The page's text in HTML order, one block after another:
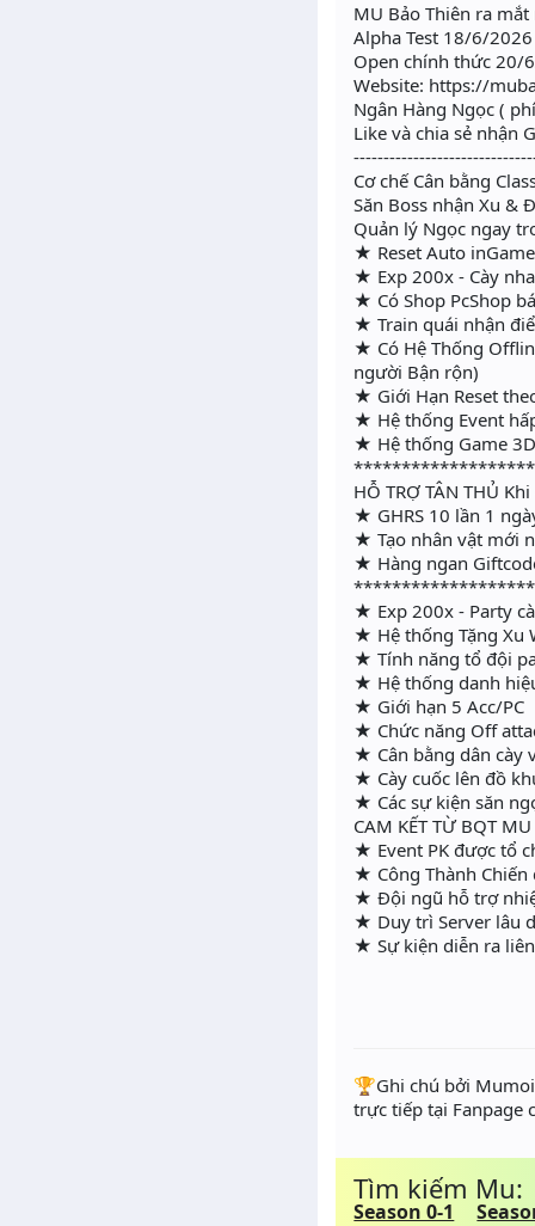
MU Bảo Thiên ra
Alpha Test 18/6/2026
Open chính thức 20/
Website: https://
Ngân Hàng Ngọc (
Like và chia sẻ nhận
Cơ chế Cân bằng
Săn Boss nhận Xu &
Quản lý Ngọc ngay
★ Reset Auto
★ Exp 200x - Cày
★ Có Shop PcShop
★ Train quái nhận
★ Có Hệ Thống
người Bận rộn)
★ Giới Hạn Reset
★ Hệ thống Event
★ Hệ thống Game
HỖ TRỢ TÂN THỦ
★ GHRS 10 lần 1
★ Tạo nhân vật mới
★ Hàng ngan
★ Exp 200x - Party
★ Hệ thống Tặng Xu
★ Tính năng tổ đội
★ Hệ thống danh
★ Giới hạn 5 Acc/PC
★ Chức năng Off
★ Cân bằng dân cày
★ Cày cuốc lên đồ
★ Các sự kiện săn
CAM KẾT TỪ BQT MU
★ Event PK được tổ
★ Công Thành Chiến
★ Đội ngũ hỗ trợ
★ Duy trì Server lâu
★ Sự kiện diễn ra
️🏆Ghi chú bởi
trực tiếp tại Fanpage
Tìm kiếm Mu:
Season 0-1